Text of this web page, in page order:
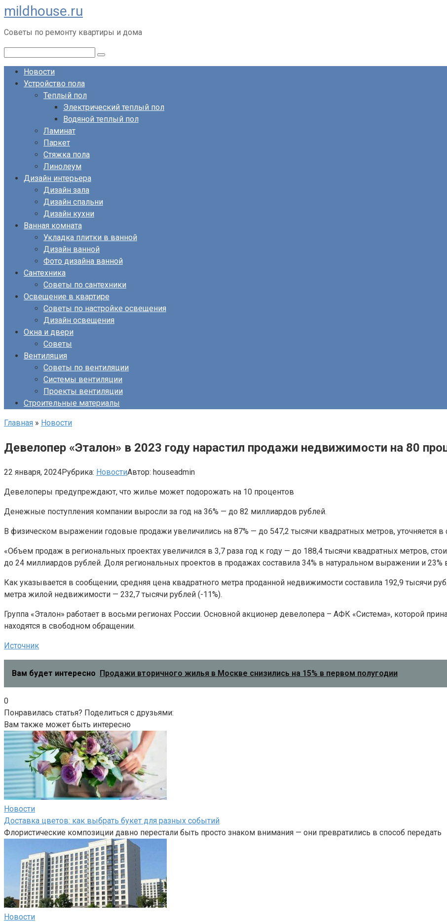
Перейти
к
контенту
mildhouse.ru
Советы по ремонту квартиры и дома
Новости
Устройство пола
Теплый пол
Электрический теплый пол
Водяной теплый пол
Ламинат
Паркет
Стяжка пола
Линолеум
Дизайн интерьера
Дизайн зала
Дизайн спальни
Дизайн кухни
Ванная комната
Укладка плитки в ванной
Дизайн ванной
Фото дизайна ванной
Сантехника
Советы по сантехники
Освещение в квартире
Советы по настройке освещения
Дизайн освещения
Окна и двери
Советы
Вентиляция
Советы по вентиляции
Системы вентиляции
Проекты вентиляции
Строительные материалы
Главная » Новости
Девелопер «Эталон» в 2023 году нарастил продажи недвижимости на 80
22 января, 2024Рубрика: НовостиАвтор: houseadmin
Девелоперы предупреждают, что жилье может подорожать на 10 процентов
Денежные поступления компании выросли за год на 36% — до 82 миллиардов рублей.
В физическом выражении годовые продажи увеличились на 87% — до 547,2 тысячи квадратных метров, уточняется в
«Объем продаж в региональных проектах увеличился в 3,7 раза год к году — до 188,4 тысячи квадратных метров,
до 24 миллиардов рублей. Доля региональных проектов в продажах составила 34% в натуральном выражении и
Как указывается в сообщении, средняя цена квадратного метра проданной недвижимости составила 192,9 тысячи
метра жилой недвижимости — 232,7 тысячи рублей (-11%).
Группа «Эталон» работает в восьми регионах России. Основной акционер девелопера – АФК «Система», которой
находятся в свободном обращении.
Источник
Вам будет интересно Продажи вторичного жилья в Москве снизились на 15% в первом полугодии
0
Понравилась статья? Поделиться с друзьями:
Вам также может быть интересно
Новости
Доставка цветов: как выбрать букет для разных событий
Флористические композиции давно перестали быть просто знаком внимания — они превратились в способ передать
Новости